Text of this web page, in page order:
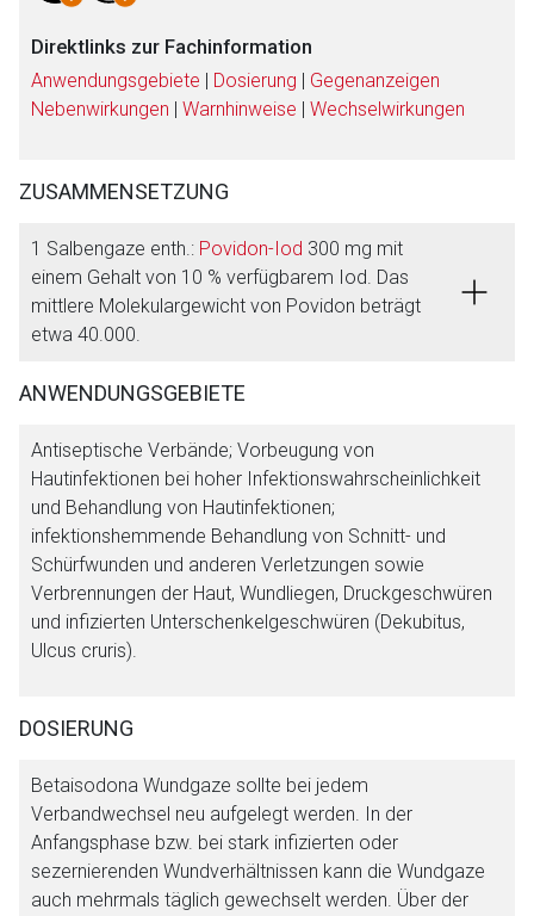
Direktlinks zur Fachinformation
Anwendungsgebiete | Dosierung | Gegenanzeigen
Nebenwirkungen | Warnhinweise | Wechselwirkungen
ZUSAMMENSETZUNG
1 Salbengaze enth.: Povidon-Iod 300 mg mit
einem Gehalt von 10 % verfügbarem Iod. Das
mittlere Molekulargewicht von Povidon beträgt
etwa 40.000.
ANWENDUNGSGEBIETE
Antiseptische Verbände; Vorbeugung von
Hautinfektionen bei hoher Infektionswahrscheinlichkeit
und Behandlung von Hautinfektionen;
infektionshemmende Behandlung von Schnitt- und
Schürfwunden und anderen Verletzungen sowie
Verbrennungen der Haut, Wundliegen, Druckgeschwüren
und infizierten Unterschenkelgeschwüren (Dekubitus,
Ulcus cruris).
DOSIERUNG
Betaisodona Wundgaze sollte bei jedem
Verbandwechsel neu aufgelegt werden. In der
Anfangsphase bzw. bei stark infizierten oder
sezernierenden Wundverhältnissen kann die Wundgaze
auch mehrmals täglich gewechselt werden. Über der
Aufruf einer externen Seite
Der von Ihnen aufgerufene Link öffnet eine externe Web-
Seite. Für die Inhalte der externen Web-Seite ist deren
Betreiber verantwortlich. Ebenso gelten dort ggf. andere
Datenschutzbestimmungen.